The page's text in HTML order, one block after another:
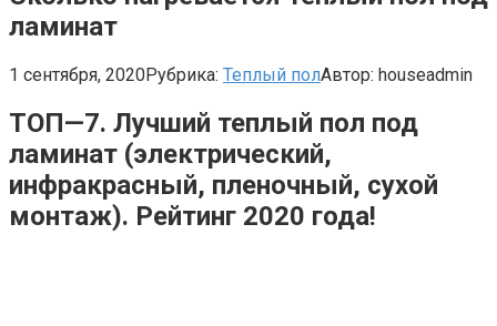
ламинат
1 сентября, 2020Рубрика: Теплый полАвтор: houseadmin
ТОП—7. Лучший теплый пол под
ламинат (электрический,
инфракрасный, пленочный, сухой
монтаж). Рейтинг 2020 года!